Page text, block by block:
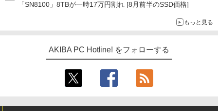
「SN8100」8TBが一時17万円割れ [8月前半のSSD価格]
もっと見る
AKIBA PC Hotline! をフォローする